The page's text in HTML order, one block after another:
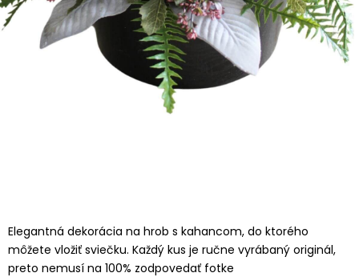
Elegantná dekorácia na hrob s kahancom, do ktorého
môžete vložiť sviečku. Každý kus je ručne vyrábaný originál,
preto nemusí na 100% zodpovedať fotke